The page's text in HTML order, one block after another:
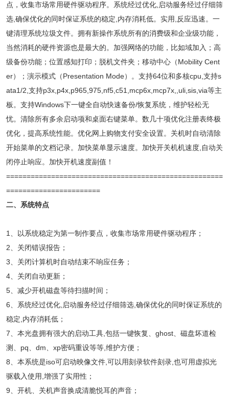
点，收集市场常用硬件驱动程序。系统经过优化,启动服务经过仔细筛
选,确保优化的同时保证系统的稳定,内存消耗低。实用,反应迅速。一
键清理系统垃圾文件。拥有新操作系统所有的消费级和企业级功能，
当然消耗的硬件资源也是最大的。加强网络的功能，比如域加入；高
级备份功能；位置感知打印；脱机文件夹；移动中心（Mobility Cent
er）；演示模式（Presentation Mode）。支持64位和多核cpu,支持s
ata1/2,支持p3x,p4x,p965,975,nf5,c51,mcp6x,mcp7x,,uli,sis,via等主
板。支持Windows下一键全自动快速备份/恢复系统，维护轻松无
忧。清除所有多余启动项和桌面右键菜单。数几十项优化注册表终极
优化，提高系统性能。优化网上购物支付安全设置。关机时自动清除
开始菜单的文档记录。加快菜单显示速度。加快开关机机速度,自动关
闭停止响应。加快开机速度副值！
=====================================================
=======================
二、系统特点
1、以系统稳定为第一制作要点，收集市场常用硬件驱动程序；
2、关闭错误报告；
3、关闭计算机时自动结束不响应任务；
4、关闭自动更新；
5、减少开机磁盘等待扫描时间；
6、系统经过优化,启动服务经过仔细筛选,确保优化的同时保证系统的
稳定,内存消耗低；
7、本光盘拥有强大的启动工具,包括一键恢复、ghost、磁盘坏道检
测、pq、dm、xp密码重设等等,维护方便；
8、本系统是iso可启动映像文件,可以用刻录软件刻录,也可用虚拟光
驱载入使用,增强了实用性；
9、开机、关机声音换成清脆悦耳的声音；